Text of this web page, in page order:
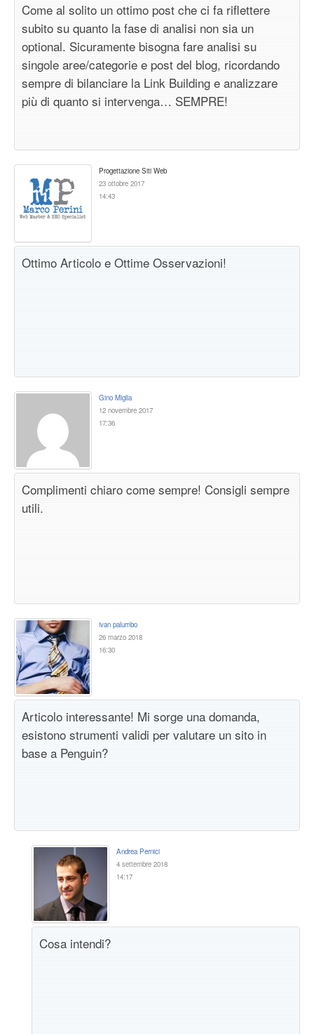
Come al solito un ottimo post che ci fa riflettere
subito su quanto la fase di analisi non sia un
optional. Sicuramente bisogna fare analisi su
singole aree/categorie e post del blog, ricordando
sempre di bilanciare la Link Building e analizzare
più di quanto si intervenga… SEMPRE!
Progettazione Siti Web
23 ottobre 2017
14:43
Ottimo Articolo e Ottime Osservazioni!
Gino Miglia
12 novembre 2017
17:36
Complimenti chiaro come sempre! Consigli sempre
utili.
ivan palumbo
26 marzo 2018
16:30
Articolo interessante! Mi sorge una domanda,
esistono strumenti validi per valutare un sito in
base a Penguin?
Andrea Pernici
4 settembre 2018
14:17
Cosa intendi?